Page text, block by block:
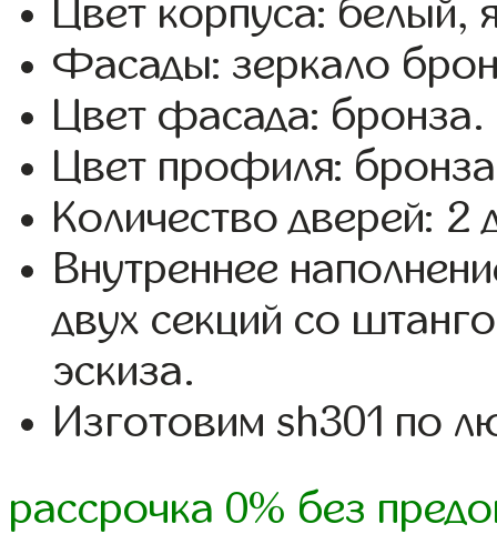
Цвет корпуса: белый,
Фасады: зеркало
Цвет фасада: бронза.
Цвет профиля:
Количество дверей: 2
Внутреннее
двух секций со
эскиза.
Изготовим sh301 по
рассрочка 0% без